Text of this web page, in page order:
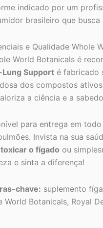
indicado por um
brasileiro que
e Qualidade Whole
World Botanicals é
Support é fabricado
dos compostos
a ciência e a
para entrega em
Invista na sua
o fígado ou
e sinta a diferença!
chave: suplemento
World Botanicals, Royal